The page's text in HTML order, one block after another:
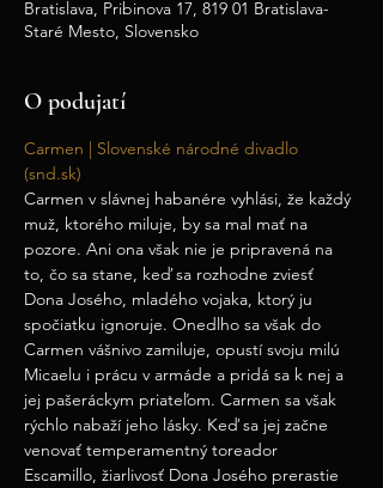
Bratislava, Pribinova 17, 819 01 Bratislava-
Staré Mesto, Slovensko
O podujatí
Carmen | Slovenské národné divadlo
(snd.sk)
Carmen v slávnej habanére vyhlási, že každý
muž, ktorého miluje, by sa mal mať na
pozore. Ani ona však nie je pripravená na
to, čo sa stane, keď sa rozhodne zviesť
Dona Josého, mladého vojaka, ktorý ju
spočiatku ignoruje. Onedlho sa však do
Carmen vášnivo zamiluje, opustí svoju milú
Micaelu i prácu v armáde a pridá sa k nej a
jej pašeráckym priateľom. Carmen sa však
rýchlo nabaží jeho lásky. Keď sa jej začne
venovať temperamentný toreador
Escamillo, žiarlivosť Dona Josého prerastie